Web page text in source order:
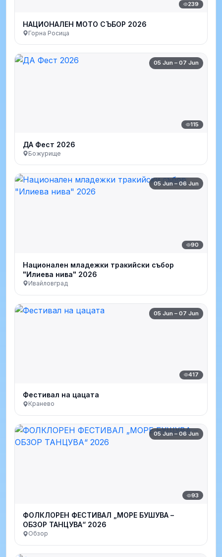
239
НАЦИОНАЛЕН МОТО СЪБОР 2026
Горна Росица
05 Jun – 07 Jun
115
ДА Фест 2026
Божурище
05 Jun – 06 Jun
90
Национален младежки тракийски събор
"Илиева нива" 2026
Ивайловград
05 Jun – 07 Jun
417
Фестивал на цацата
Кранево
05 Jun – 06 Jun
93
ФОЛКЛОРЕН ФЕСТИВАЛ „МОРЕ БУШУВА –
ОБЗОР ТАНЦУВА“ 2026
Обзор